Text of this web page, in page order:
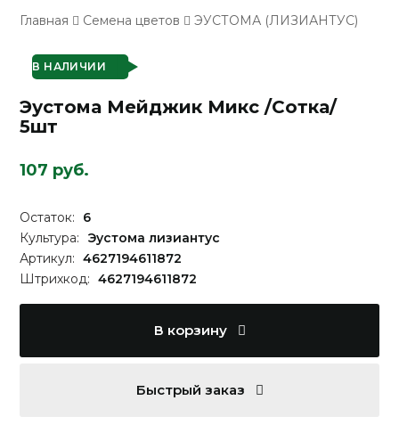
Главная Семена цветов ЭУСТОМА (ЛИЗИАНТУС)
В НАЛИЧИИ
Эустома Мейджик Микс /Сотка/
5шт
107 руб.
Остаток:
6
Культура:
Эустома лизиантус
Артикул: 4627194611872
Штрихкод: 4627194611872
В корзину
Быстрый заказ